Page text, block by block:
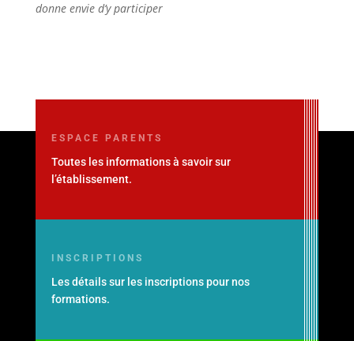
donne envie d’y participer
ESPACE PARENTS
Toutes les informations à savoir sur
l’établissement.
INSCRIPTIONS
Les détails sur les inscriptions pour nos
formations.